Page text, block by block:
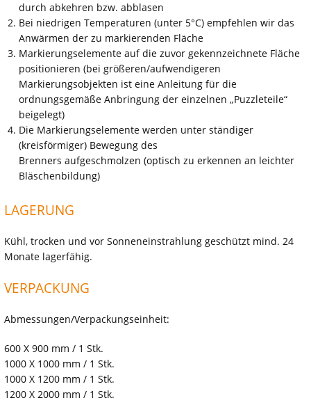
durch abkehren bzw. abblasen
Bei niedrigen Temperaturen (unter 5°C) empfehlen wir das
Anwärmen der zu markierenden Fläche
Markierungselemente auf die zuvor gekennzeichnete Fläche
positionieren (bei größeren/aufwendigeren
Markierungsobjekten ist eine Anleitung für die
ordnungsgemäße Anbringung der einzelnen „Puzzleteile“
beigelegt)
Die Markierungselemente werden unter ständiger
(kreisförmiger) Bewegung des
Brenners aufgeschmolzen (optisch zu erkennen an leichter
Bläschenbildung)
LAGERUNG
Kühl, trocken und vor Sonneneinstrahlung geschützt mind. 24
Monate lagerfähig.
VERPACKUNG
Abmessungen/Verpackungseinheit:
600 X 900 mm / 1 Stk.
1000 X 1000 mm / 1 Stk.
1000 X 1200 mm / 1 Stk.
1200 X 2000 mm / 1 Stk.